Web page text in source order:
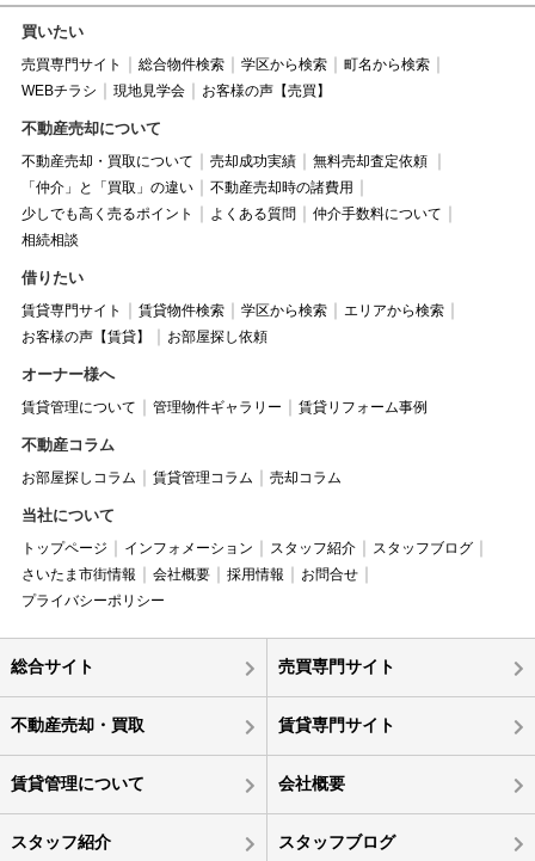
買いたい
売買専門サイト 総合物件検索 学区から検索
町名から検索
WEBチラシ
現地見学会 お客様の声【売買】
不動産売却について
不動産売却・買取について 売却成功実績
無料売却査定依頼
「仲介」と「買取」の違い
不動産売却時の諸費用
少しでも高く売るポイント
よくある質問
仲介手数料について
相続相談
借りたい
賃貸専門サイト 賃貸物件検索 学区から検索
エリアから検索
お客様の声【賃貸】
お部屋探し依頼
オーナー様へ
賃貸管理について 管理物件ギャラリー 賃貸リフォーム事例
不動産コラム
お部屋探しコラム 賃貸管理コラム 売却コラム
当社について
トップページ インフォメーション スタッフ紹介
スタッフブログ
さいたま市街情報
会社概要 採用情報
お問合せ
プライバシーポリシー
総合サイト 売買専門サイト
不動産売却・買取 賃貸専門サイト
賃貸管理について 会社概要
スタッフ紹介 スタッフブログ